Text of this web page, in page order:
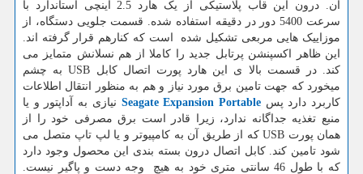
آن. درون این قاب پلاستیکی از یک هارد 2.5 اینچی استاندارد با
سرعت 5400 دور در دقیقه استفاده شده. قسمت جلویی دستگاه، از
موزاییک هایی مربعی تشکیل شده است که کنارهم قرار گرفته اند.
این ظاهر اکسپنشن پرتابل جدید را کاملا از هم نسلانش متمایز می
کند. در قسمت بالا ی این هارد پورت اتصال کابل USB به چشم
میخورد که جهت تامین برق مورد نیاز و هم به منظور انتقال اطلاعات
کاربرد دارد پسSeagate Expansion Portable نیازی به آداپتور و یا
منبع تغذیه جداگانه ندارد، زیرا قادر است برق مصرفی خود را از
همان پورت USB که از طریق آن به کامپیوتر و یا لپ تاپ متصل می
شود تامین کند. کابل اتصال درون بسته بندی این محصول وجود دارد
که با طول 46 سانتی متری خود به هیچ وجه دست و پاگیر نیست.